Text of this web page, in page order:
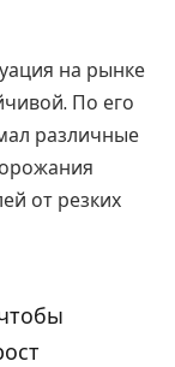
на рынке
По его
различные
от резких